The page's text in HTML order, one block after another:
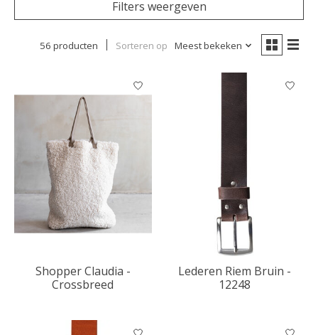
Filters weergeven
56 producten Sorteren op Meest bekeken
Shopper Claudia -
Crossbreed
Lederen Riem Bruin -
12248